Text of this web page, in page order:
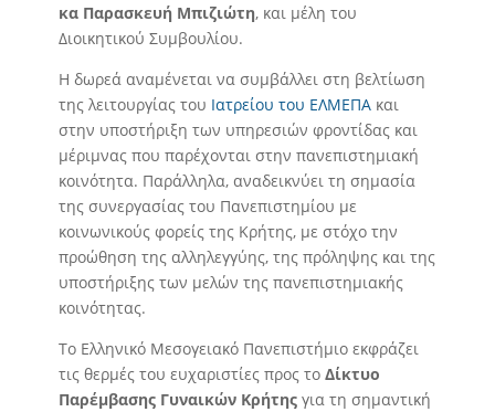
κα Παρασκευή Μπιζιώτη, και μέλη του
Διοικητικού Συμβουλίου.
Η δωρεά αναμένεται να συμβάλλει στη βελτίωση
της λειτουργίας του Ιατρείου του ΕΛΜΕΠΑκαι
στην υποστήριξη των υπηρεσιών φροντίδας και
μέριμνας που παρέχονται στην πανεπιστημιακή
κοινότητα. Παράλληλα, αναδεικνύει τη σημασία
της συνεργασίας του Πανεπιστημίου με
κοινωνικούς φορείς της Κρήτης, με στόχο την
προώθηση της αλληλεγγύης, της πρόληψης και της
υποστήριξης των μελών της πανεπιστημιακής
κοινότητας.
Το Ελληνικό Μεσογειακό Πανεπιστήμιο εκφράζει
τις θερμές του ευχαριστίες προς το Δίκτυο
Παρέμβασης Γυναικών Κρήτηςγια τη σημαντική